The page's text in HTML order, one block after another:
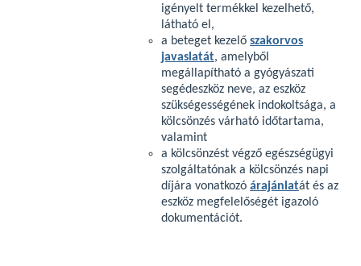
igényelt termékkel kezelhető,
látható el,
a beteget kezelő szakorvos
javaslatát, amelyből
megállapítható a gyógyászati
segédeszköz neve, az eszköz
szükségességének indokoltsága, a
kölcsönzés várható időtartama,
valamint
a kölcsönzést végző egészségügyi
szolgáltatónak a kölcsönzés napi
díjára vonatkozó árajánlatát és az
eszköz megfelelőségét igazoló
dokumentációt.